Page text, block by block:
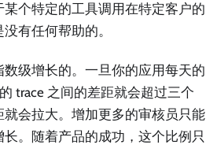
个特定的工具调用在特定客户的
有任何帮助的。
级增长的。一旦你的应用每天的
trace 之间的差距就会超过三个
会拉大。增加更多的审核员只能
。随着产品的成功，这个比例只